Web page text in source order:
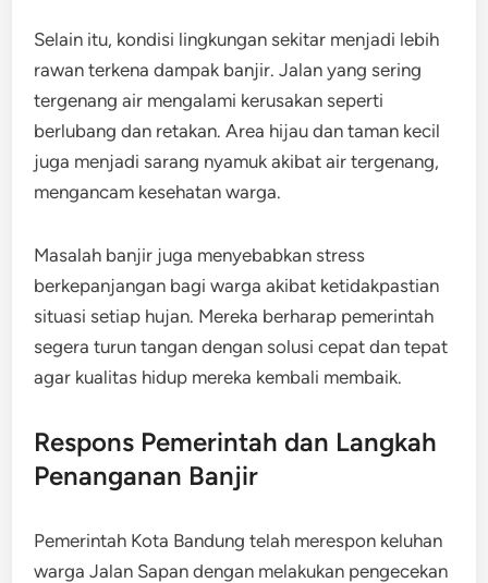
Selain itu, kondisi lingkungan sekitar menjadi lebih
rawan terkena dampak banjir. Jalan yang sering
tergenang air mengalami kerusakan seperti
berlubang dan retakan. Area hijau dan taman kecil
juga menjadi sarang nyamuk akibat air tergenang,
mengancam kesehatan warga.
Masalah banjir juga menyebabkan stress
berkepanjangan bagi warga akibat ketidakpastian
situasi setiap hujan. Mereka berharap pemerintah
segera turun tangan dengan solusi cepat dan tepat
agar kualitas hidup mereka kembali membaik.
Respons Pemerintah dan Langkah
Penanganan Banjir
Pemerintah Kota Bandung telah merespon keluhan
warga Jalan Sapan dengan melakukan pengecekan